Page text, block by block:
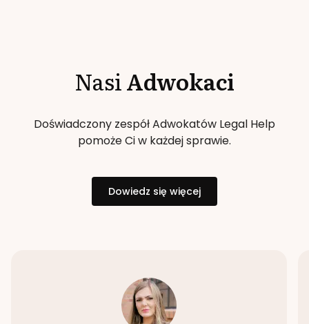
NasiAdwokaci
Doświadczony zespół Adwokatów Legal Help
pomoże Ci w każdej sprawie.
Dowiedz się więcej